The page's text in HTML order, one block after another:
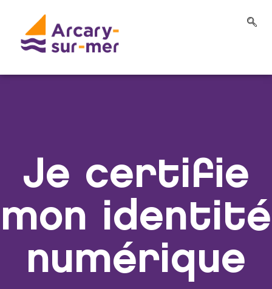
Je certifie
mon identité
numérique